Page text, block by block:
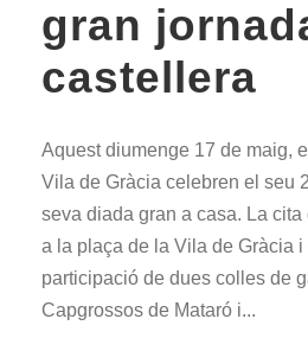
gran
castellera
Aquest diumenge 17 de maig,
Vila de Gràcia celebren el seu
seva diada gran a casa. La
a la plaça de la Vila de Gràcia i
participació de dues colles de
Capgrossos de Mataró i...